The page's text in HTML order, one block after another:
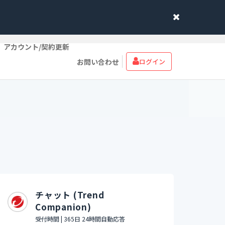
アカウント/契約更新
お問い合わせ
ログイン
チャット (Trend
Companion)
受付時間 | 365日 24時間自動応答